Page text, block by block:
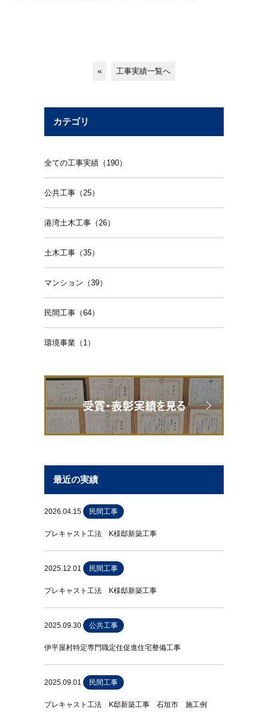
« 工事実績一覧へ
カテゴリ
全ての工事実績（190）
公共工事（25）
港湾土木工事（26）
土木工事（35）
マンション（39）
民間工事（64）
環境事業（1）
最近の実績
2026.04.15 民間工事
プレキャスト工法 K様邸新築工事
2025.12.01 民間工事
プレキャスト工法 K様邸新築工事
2025.09.30 公共工事
伊平屋村特定専門職定住促進住宅整備工事
2025.09.01 民間工事
プレキャスト工法 K邸新築工事 石垣市 施工例